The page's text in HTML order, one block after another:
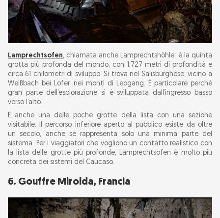
Lamprechtsofen, chiamata anche Lamprechtshöhle, è la quinta
grotta più profonda del mondo, con 1.727 metri di profondità e
circa 61 chilometri di sviluppo. Si trova nel Salisburghese, vicino a
Weißbach bei Lofer, nei monti di Leogang. È particolare perché
gran parte dell’esplorazione si è sviluppata dall’ingresso basso
verso l’alto.
È anche una delle poche grotte della lista con una sezione
visitabile. Il percorso inferiore aperto al pubblico esiste da oltre
un secolo, anche se rappresenta solo una minima parte del
sistema. Per i viaggiatori che vogliono un contatto realistico con
la lista delle grotte più profonde, Lamprechtsofen è molto più
concreta dei sistemi del Caucaso.
6. Gouffre Mirolda, Francia